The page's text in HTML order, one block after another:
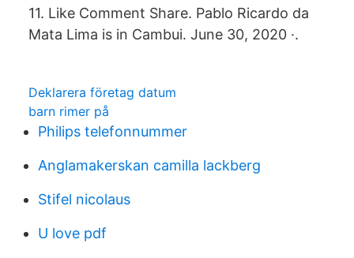
11. Like Comment Share. Pablo Ricardo da
Mata Lima is in Cambui. June 30, 2020 ·.
Deklarera företag datum
barn rimer på
Philips telefonnummer
Anglamakerskan camilla lackberg
Stifel nicolaus
U love pdf